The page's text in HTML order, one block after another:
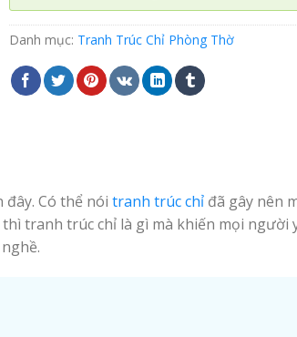
Danh mục: Tranh Trúc Chỉ Phòng Thờ
Có thể nói tranh trúc chỉ đã gây nên
tranh trúc chỉ là gì mà khiến mọi người